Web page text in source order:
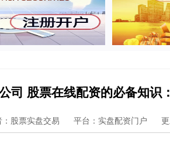
司 股票在线配资的必备知识
：股票实盘交易 平台：实盘配资门户